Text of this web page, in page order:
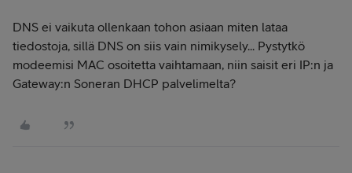
DNS ei vaikuta ollenkaan tohon asiaan miten lataa
tiedostoja, sillä DNS on siis vain nimikysely... Pystytkö
modeemisi MAC osoitetta vaihtamaan, niin saisit eri IP:n ja
Gateway:n Soneran DHCP palvelimelta?